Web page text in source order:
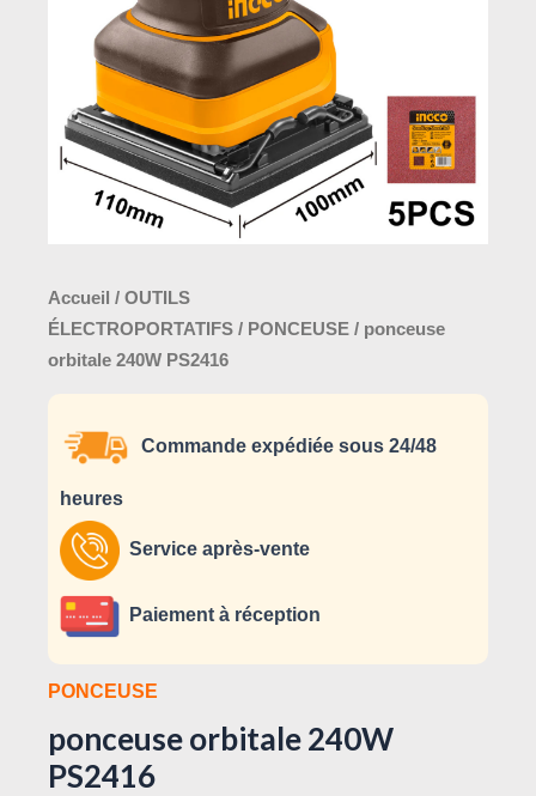
Accueil / OUTILS
ÉLECTROPORTATIFS / PONCEUSE / ponceuse
orbitale 240W PS2416
Commande expédiée sous 24/48
heures
Service après-vente
Paiement à réception
PONCEUSE
ponceuse orbitale 240W
PS2416